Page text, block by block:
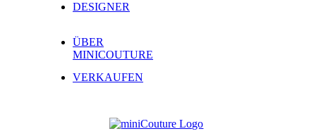
DESIGNER
ÜBER
MINICOUTURE
VERKAUFEN